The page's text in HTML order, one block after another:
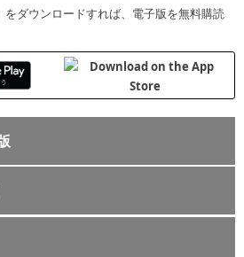
ダウンロードすれば、電子版を無料購読